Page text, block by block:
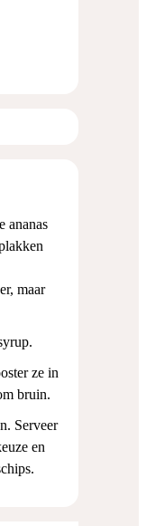
ananas
maar
ze in
bruin.
Serveer
en